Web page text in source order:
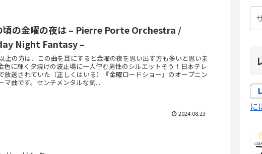
頃の金曜の夜は – Pierre Porte Orchestra /
Night Fantasy –
上の方は、この曲を耳にすると金曜の夜を思い出す方も多いと思いま
色に輝く夕焼けの波止場に一人佇む男性のシルエットそう！日本テレ
放送されていた（正しくはいる）『金曜ロードショー』のオープニン
マ曲です。センチメンタルな気...
2024.08.23
に